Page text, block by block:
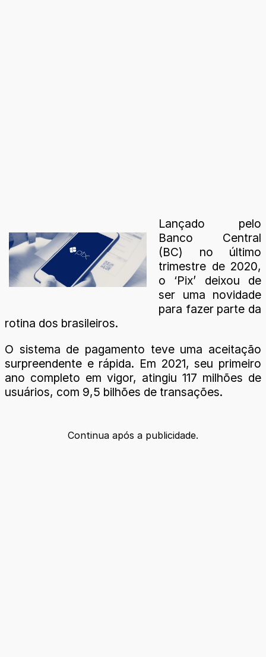
Lançado pelo
Banco Central
(BC) no último
trimestre de 2020,
o ‘Pix’ deixou de
ser uma novidade
para fazer parte da
rotina dos brasileiros.
O sistema de pagamento teve uma aceitação
surpreendente e rápida. Em 2021, seu primeiro
ano completo em vigor, atingiu 117 milhões de
usuários, com 9,5 bilhões de transações.
Continua após a publicidade.